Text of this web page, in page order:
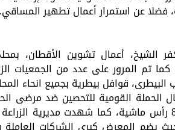
الشيخ، أعمال تشوين الأقطان،
تم المرور على عدد من الجمعيات
الحملة القومية للتحصين ضد مرضى
المتصدع، حيث تم تحصين 220 ألف و 80 رأس ماشية، كما شهدت